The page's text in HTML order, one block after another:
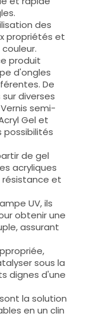
des
propriétés et
produit
d'ongles
De
diverses
Vernis semi-
Gel et
possibilités
de gel
acryliques
résistance et
UV, ils
obtenir une
assurant
sous la
dignes d'une
la solution
en un clin